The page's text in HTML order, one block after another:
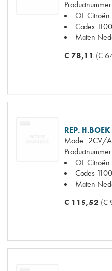
Productnummer
OE Citroën
Codes
Maten
€ 78,11 (€
REP.
Model 2CV/
Productnummer
OE Citroën
Codes
Maten
€ 115,52 (€